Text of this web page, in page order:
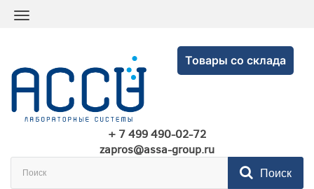
Товары со склада
+ 7 499 490-02-72
zapros@assa-group.ru
Поиск